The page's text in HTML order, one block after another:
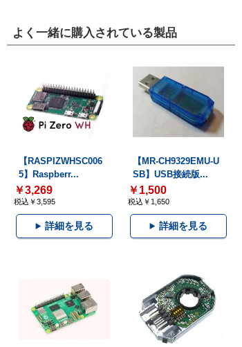
よく一緒に購入されている製品
【RASPIZWHSC006
5】Raspberr...
￥3,269
税込￥3,595
詳細を見る
【MR-CH9329EMU-U
SB】USB接続版...
￥1,500
税込￥1,650
詳細を見る